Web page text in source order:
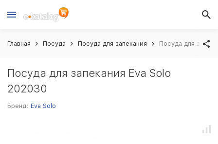
Главная Посуда Посуда для запекания Посуда для
Посуда для запекания Eva Solo
202030
Бренд: Eva Solo